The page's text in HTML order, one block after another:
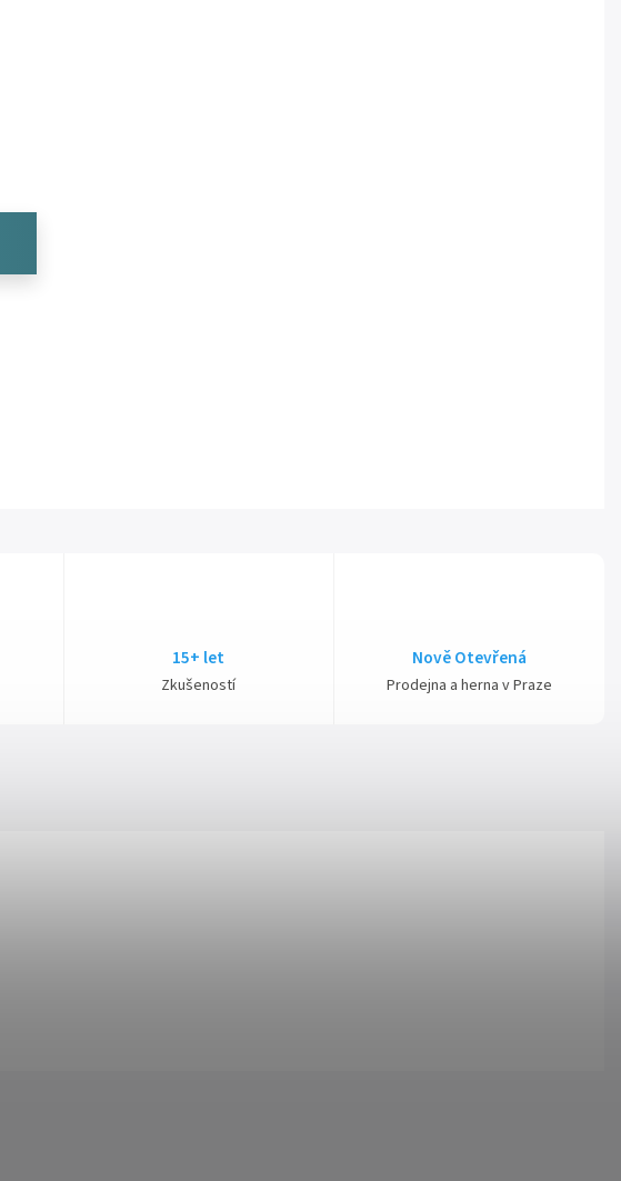
15+ let
Zkušeností
Nově Otevřená
Prodejna a herna v Praze